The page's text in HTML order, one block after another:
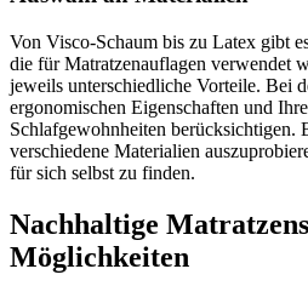
Von Visco-Schaum bis zu Latex gibt
die für Matratzenauflagen verwendet
jeweils unterschiedliche Vorteile. Bei
ergonomischen Eigenschaften und
Schlafgewohnheiten berücksichtigen.
verschiedene Materialien
für sich selbst zu finden.
Nachhaltige
Möglichkeiten